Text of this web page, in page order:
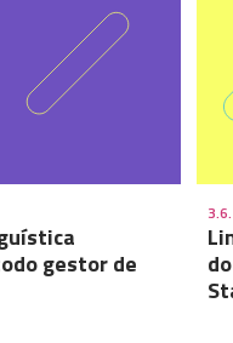
gestor de